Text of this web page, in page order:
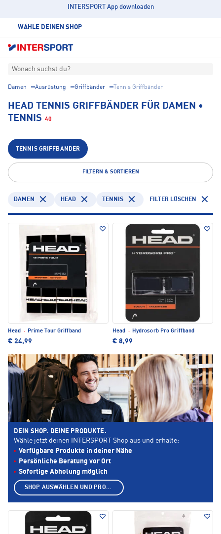
INTERSPORT App downloaden
WÄHLE DEINEN SHOP
Wonach suchst du?
Damen Ausrüstung Griffbänder Tennis Griffbänder
HEAD TENNIS GRIFFBÄNDER FÜR DAMEN •
TENNIS 40
TENNIS GRIFFBÄNDER
FILTERN & SORTIEREN
DAMEN HEAD TENNIS FILTER LÖSCHEN
Head · Prime Tour Griffband
€ 24,99
Head · Hydrosorb Pro Griffband
€ 8,99
DEIN SHOP. DEINE PRODUKTE.
Wähle jetzt deinen INTERSPORT Shop aus und erhalte:
Verfügbare Produkte in deiner Nähe
Persönliche Beratung vor Ort
Sofortige Abholung möglich
SHOP AUSWÄHLEN UND PRODUKTE ANZEIGEN